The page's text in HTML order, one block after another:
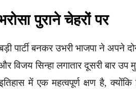
पुराने चेहरों पर
पार्टी बनकर उभरी भाजपा ने अपने
विजय सिन्हा लगातार दूसरी बार
में एक महत्वपूर्ण क्षण है,